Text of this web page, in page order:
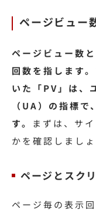
ページビュー
ページビュー数
回数を指します
いた「PV」は、
（UA）の指標
す。 まずは、サ
かを確認しましょ
ページとスク
ページ毎の表示